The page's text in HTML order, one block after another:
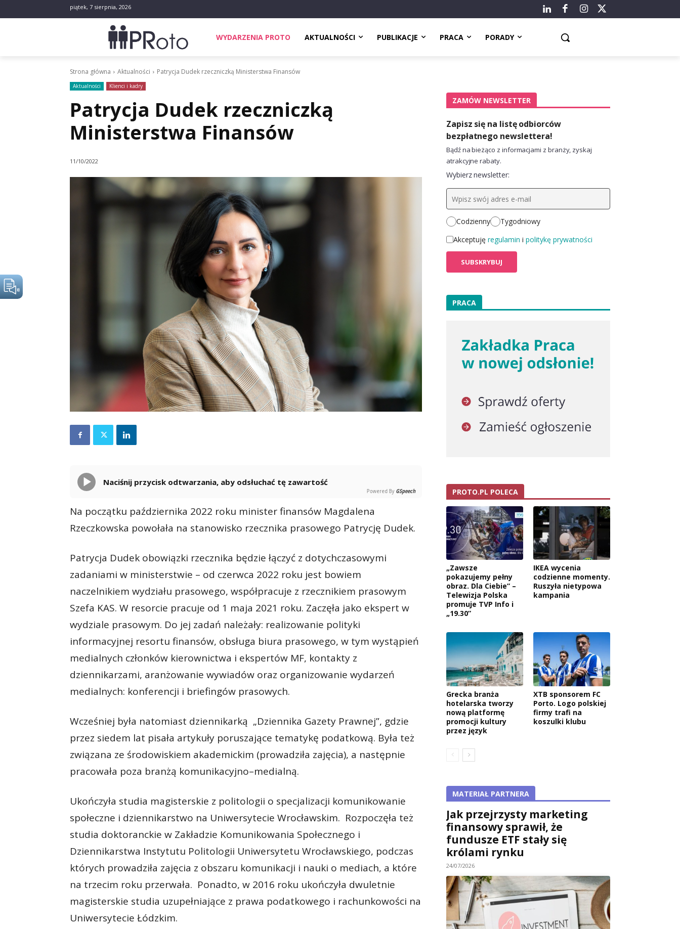
piątek, 7 sierpnia, 2026
WYDARZENIA PROTO AKTUALNOŚCI PUBLIKACJE PRACA PORADY
Strona główna Aktualności Patrycja Dudek rzeczniczką Ministerstwa Finansów
Aktualności Klienci i kadry
Patrycja Dudek rzeczniczką
Ministerstwa Finansów
11/10/2022
Naciśnij przycisk odtwarzania, aby odsłuchać tę zawartość
Powered By GSpeech
Na początku października 2022 roku minister finansów Magdalena
Rzeczkowska powołała na stanowisko rzecznika prasowego Patrycję Dudek.
Patrycja Dudek obowiązki rzecznika będzie łączyć z dotychczasowymi
zadaniami w ministerstwie – od czerwca 2022 roku jest bowiem
naczelnikiem wydziału prasowego, współpracuje z rzecznikiem prasowym
Szefa KAS. W resorcie pracuje od 1 maja 2021 roku. Zaczęła jako ekspert w
wydziale prasowym. Do jej zadań należały: realizowanie polityki
informacyjnej resortu finansów, obsługa biura prasowego, w tym wystąpień
medialnych członków kierownictwa i ekspertów MF, kontakty z
dziennikarzami, aranżowanie wywiadów oraz organizowanie wydarzeń
medialnych: konferencji i briefingów prasowych.
Wcześniej była natomiast dziennikarką „Dziennika Gazety Prawnej”, gdzie
przez siedem lat pisała artykuły poruszające tematykę podatkową. Była też
związana ze środowiskiem akademickim (prowadziła zajęcia), a następnie
pracowała poza branżą komunikacyjno–medialną.
Ukończyła studia magisterskie z politologii o specjalizacji komunikowanie
społeczne i dziennikarstwo na Uniwersytecie Wrocławskim. Rozpoczęła też
studia doktoranckie w Zakładzie Komunikowania Społecznego i
Dziennikarstwa Instytutu Politologii Uniwersytetu Wrocławskiego, podczas
których prowadziła zajęcia z obszaru komunikacji i nauki o mediach, a które
na trzecim roku przerwała. Ponadto, w 2016 roku ukończyła dwuletnie
magisterskie studia uzupełniające z prawa podatkowego i rachunkowości na
Uniwersytecie Łódzkim.
ZAMÓW NEWSLETTER
Zapisz się na listę odbiorców
bezpłatnego newslettera!
Bądź na bieżąco z informacjami z branży, zyskaj
atrakcyjne rabaty.
Wybierz newsletter:
Codzienny
Tygodniowy
Akceptuję regulamin i politykę prywatności
PRACA
PROTO.PL POLECA
„Zawsze
pokazujemy pełny
obraz. Dla Ciebie” –
Telewizja Polska
promuje TVP Info i
„19.30”
IKEA wycenia
codzienne momenty.
Ruszyła nietypowa
kampania
Grecka branża
hotelarska tworzy
nową platformę
promocji kultury
przez język
XTB sponsorem FC
Porto. Logo polskiej
firmy trafi na
koszulki klubu
MATERIAŁ PARTNERA
Jak przejrzysty marketing
finansowy sprawił, że
fundusze ETF stały się
królami rynku
24/07/2026